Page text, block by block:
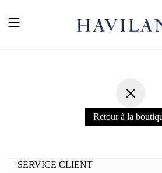
Ouvrir
Retour à la
SERVICE CLIENT